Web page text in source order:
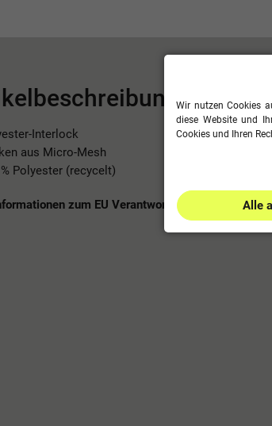
Interlock
aus Micro-Mesh
Polyester (recycelt)
zum EU Verantwortlichen »
Wir nutzen Cookies
diese Website und
Cookies und Ihren
Alle